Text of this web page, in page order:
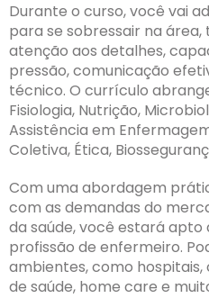
Durante o curso, você vai
para se sobressair na
atenção aos detalhes,
pressão, comunicação
técnico. O currículo
Fisiologia, Nutrição,
Assistência em
Coletiva, Ética,
Com uma abordagem
com as demandas do
da saúde, você estará
profissão de enfermeiro.
ambientes, como hospitais,
de saúde, home care e